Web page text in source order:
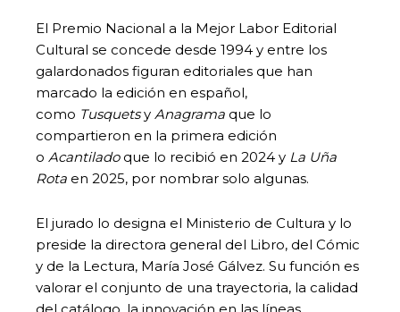
El Premio Nacional a la Mejor Labor Editorial
Cultural se concede desde 1994 y entre los
galardonados figuran editoriales que han
marcado la edición en español,
como Tusquetsy Anagrama que lo
compartieron en la primera edición
o Acantiladoque lo recibió en 2024 y La Uña
Rota en 2025, por nombrar solo algunas.
El jurado lo designa el Ministerio de Cultura y lo
preside la directora general del Libro, del Cómic
y de la Lectura, María José Gálvez. Su función es
valorar el conjunto de una trayectoria, la calidad
del catálogo, la innovación en las líneas